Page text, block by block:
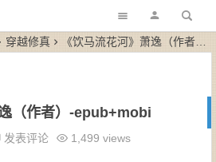
穿越修真 《饮马流花河》萧逸（作者）-epub+mobi
（作者）-epub+mobi
发表评论 1,499 views